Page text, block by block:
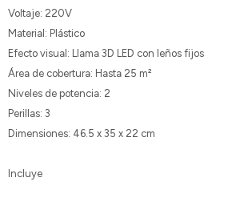
Voltaje: 220V
Material: Plástico
Efecto visual: Llama 3D LED con leños fijos
Área de cobertura: Hasta 25 m²
Niveles de potencia: 2
Perillas: 3
Dimensiones: 46.5 x 35 x 22 cm
Incluye